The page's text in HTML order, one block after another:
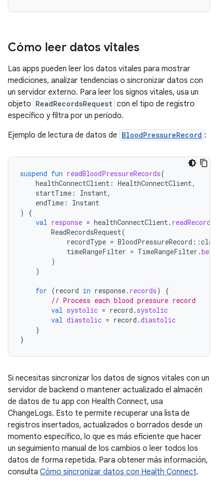
Cómo leer datos vitales
Las apps pueden leer los datos vitales para mostrar
mediciones, analizar tendencias o sincronizar datos con
un servidor externo. Para leer los signos vitales, usa un
objeto ReadRecordsRequest con el tipo de registro
específico y filtra por un período.
Ejemplo de lectura de datos de BloodPressureRecord :
suspend fun readBloodPressureRecords(
healthConnectClient : HealthConnectClient,
startTime : Instant,
endTime :
Instant
)
{
val response = healthConnectClient. readRecords
ReadRecordsRequest(
recordType = BloodPressureRecord ::
timeRangeFilter = TimeRangeFilter .
)
)
for (record in response. records)
{
// Process each blood pressure record
val systolic = record . systolic
val diastolic = record .diastolic
}
}
Si necesitas sincronizar los datos de signos vitales con un
servidor de backend o mantener actualizado el almacén
de datos de tu app con Health Connect, usa
ChangeLogs. Esto te permite recuperar una lista de
registros insertados, actualizados o borrados desde un
momento específico, lo que es más eficiente que hacer
un seguimiento manual de los cambios o leer todos los
datos de forma repetida. Para obtener más información,
consulta Cómo sincronizar datos con Health Connect.